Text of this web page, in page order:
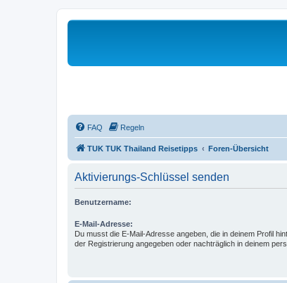
FAQ Regeln
TUK TUK Thailand Reisetipps Foren-Übersicht
Aktivierungs-Schlüssel senden
Benutzername:
E-Mail-Adresse:
Du musst die E-Mail-Adresse angeben, die in deinem Profil
der Registrierung angegeben oder nachträglich in deinem